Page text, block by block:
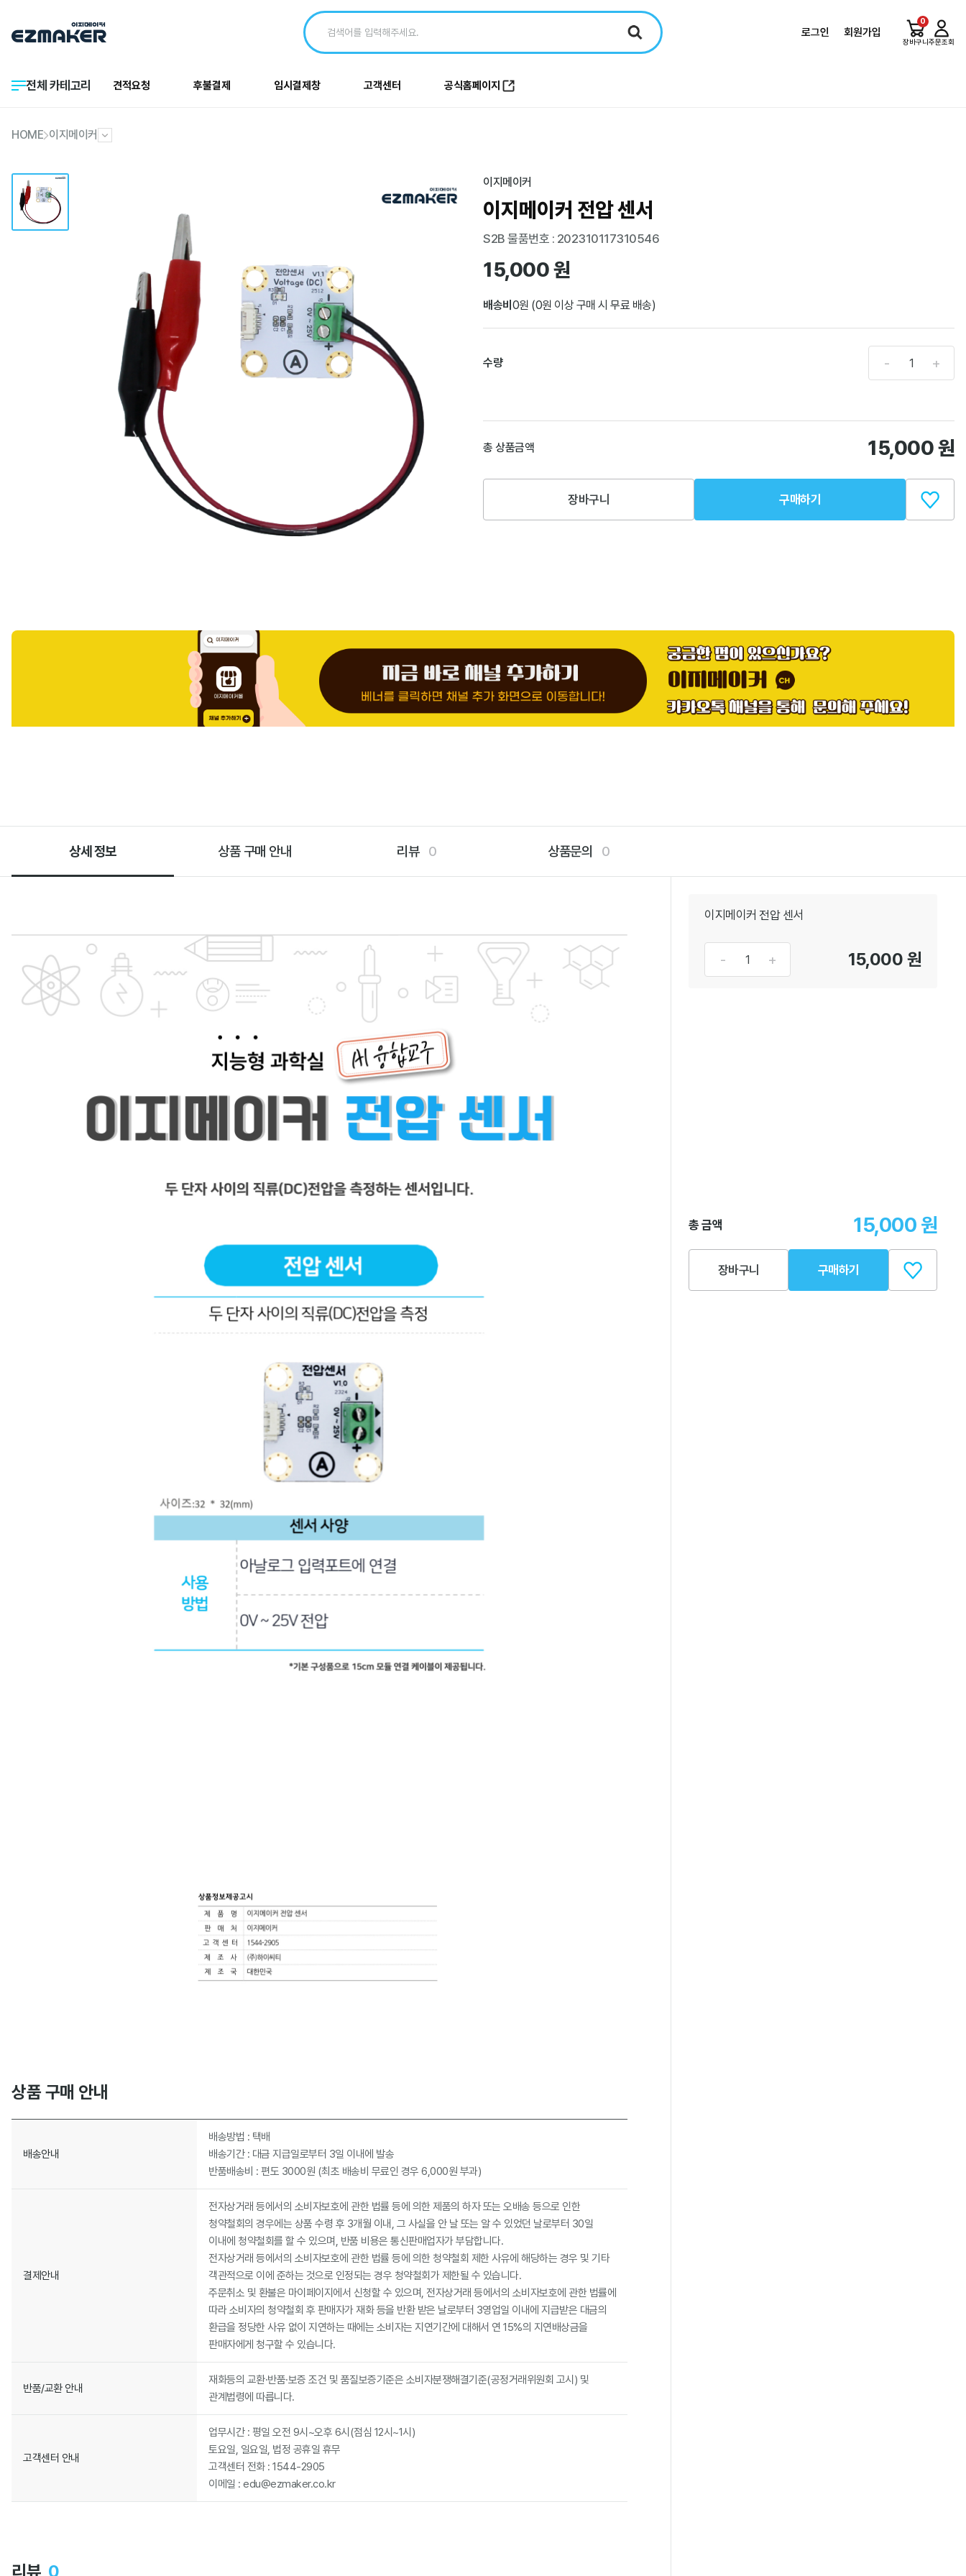
로그인 회원가입
0
장바구니주문조회
전체 카테고리 견적요청 후불결제 임시결제창 고객센터 공식홈페이지
HOME 이지메이커
이지메이커
이지메이커 전압 센서
S2B 물품번호 : 202310117310546
15,000원
배송비 0원 (0원 이상 구매 시 무료 배송)
수량 - +
총 상품금액 15,000원
장바구니 구매하기
상세 정보 상품 구매 안내 리뷰 0 상품문의 0
상품 구매 안내
배송안내
배송방법 : 택배
배송기간 : 대금 지급일로부터 3일 이내에 발송
반품배송비 : 편도 3000원 (최초 배송비 무료인 경우 6,000원 부과)
결제안내
전자상거래 등에서의 소비자보호에 관한 법률 등에 의한 제품의 하자 또는 오배송 등으로 인한
청약철회의 경우에는 상품 수령 후 3개월 이내, 그 사실을 안 날 또는 알 수 있었던 날로부터 30일
이내에 청약철회를 할 수 있으며, 반품 비용은 통신판매업자가 부담합니다.
전자상거래 등에서의 소비자보호에 관한 법률 등에 의한 청약철회 제한 사유에 해당하는 경우 및 기타
객관적으로 이에 준하는 것으로 인정되는 경우 청약철회가 제한될 수 있습니다.
주문취소 및 환불은 마이페이지에서 신청할 수 있으며, 전자상거래 등에서의 소비자보호에 관한 법률에
따라 소비자의 청약철회 후 판매자가 재화 등을 반환 받은 날로부터 3영업일 이내에 지급받은 대금의
환급을 정당한 사유 없이 지연하는 때에는 소비자는 지연기간에 대해서 연 15%의 지연배상금을
판매자에게 청구할 수 있습니다.
반품/교환 안내
재화등의 교환·반품·보증 조건 및 품질보증기준은 소비자분쟁해결기준(공정거래위원회 고시) 및
관계법령에 따릅니다.
고객센터 안내
업무시간 : 평일 오전 9시~오후 6시(점심 12시~1시)
토요일, 일요일, 법정 공휴일 휴무
고객센터 전화 : 1544-2905
이메일 : edu@ezmaker.co.kr
리뷰 0
이지메이커 전압 센서
- + 15,000 원
총 금액 15,000 원
장바구니 구매하기